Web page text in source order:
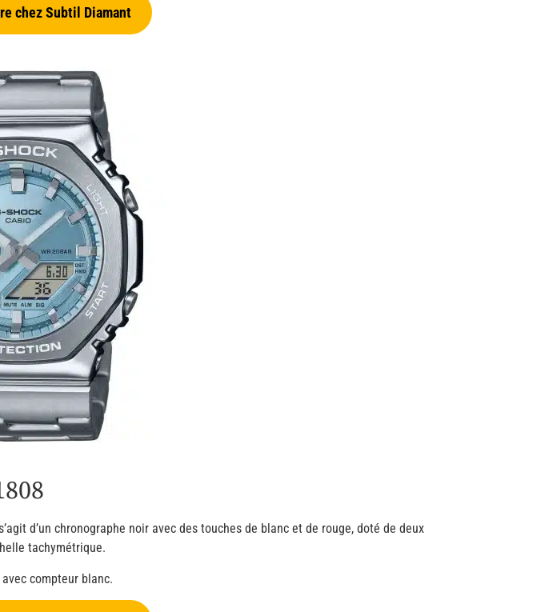
chez Subtil Diamant
d’un chronographe noir avec des touches de blanc et de rouge, doté de deux
tachymétrique.
compteur blanc.